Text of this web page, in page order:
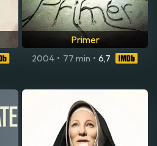
Primer
2004 • 77 min • 6,7